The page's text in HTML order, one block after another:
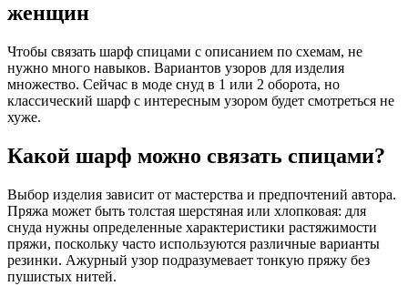
женщин
Чтобы связать шарф спицами с описанием по схемам, не
нужно много навыков. Вариантов узоров для изделия
множество. Сейчас в моде снуд в 1 или 2 оборота, но
классический шарф с интересным узором будет смотреться не
хуже.
Какой шарф можно связать спицами?
Выбор изделия зависит от мастерства и предпочтений автора.
Пряжа может быть толстая шерстяная или хлопковая: для
снуда нужны определенные характеристики растяжимости
пряжи, поскольку часто используются различные варианты
резинки. Ажурный узор подразумевает тонкую пряжу без
пушистых нитей.